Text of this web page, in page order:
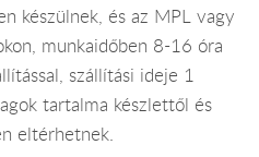
készülnek, és az MPL vagy
munkaidőben 8-16 óra
szállítási ideje 1
tartalma készlettől és
eltérhetnek.